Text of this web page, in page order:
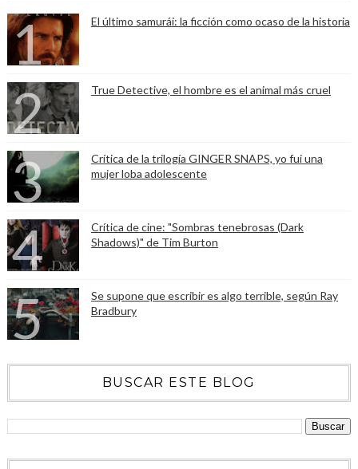
El último samurái: la ficción como ocaso de la historia
True Detective, el hombre es el animal más cruel
Crítica de la trilogía GINGER SNAPS, yo fui una
mujer loba adolescente
Crítica de cine: "Sombras tenebrosas (Dark
Shadows)" de Tim Burton
Se supone que escribir es algo terrible, según Ray
Bradbury
BUSCAR ESTE BLOG